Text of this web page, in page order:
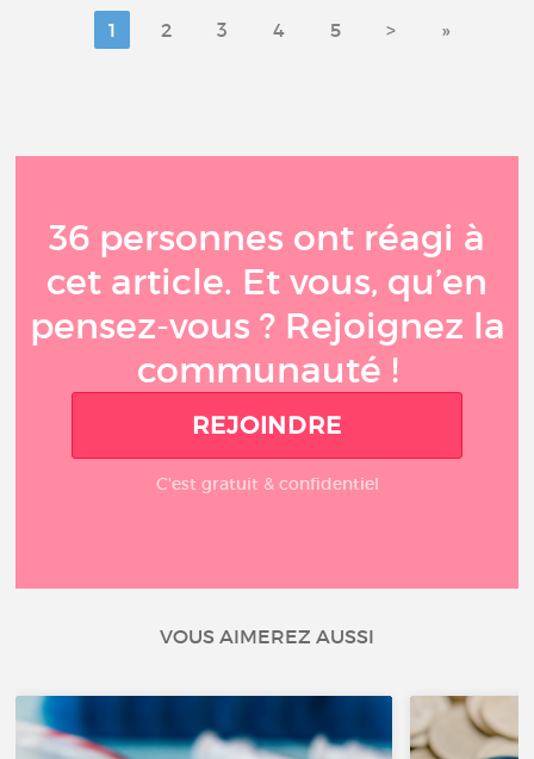
1 2 3 4 5 > »
36 personnes ont réagi à
cet article. Et vous, qu’en
pensez-vous ? Rejoignez la
communauté !
REJOINDRE
C'est gratuit & confidentiel
VOUS AIMEREZ AUSSI